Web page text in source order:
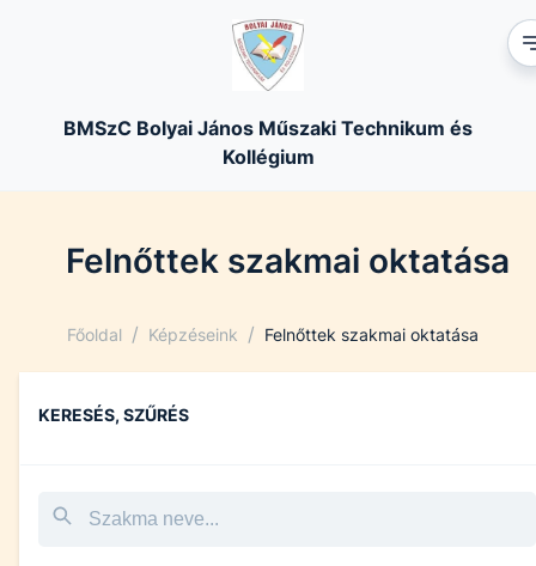
BMSzC Bolyai János Műszaki Technikum és
Kollégium
Felnőttek szakmai oktatása
Főoldal / Képzéseink / Felnőttek szakmai oktatása
KERESÉS, SZŰRÉS